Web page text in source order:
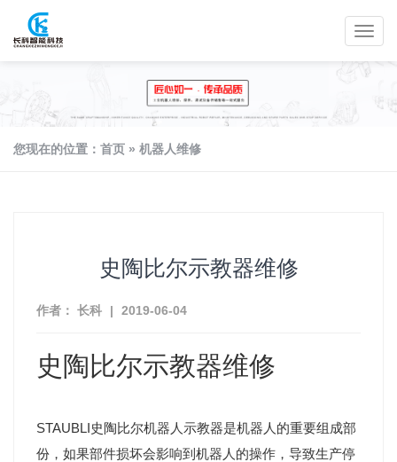
您现在的位置： 首页 » 机器人维修
史陶比尔示教器维修
作者： 长科 | 2019-06-04
史陶比尔示教器维修
STAUBLI史陶比尔机器人示教器是机器人的重要组成部
份，如果部件损坏会影响到机器人的操作，导致生产停